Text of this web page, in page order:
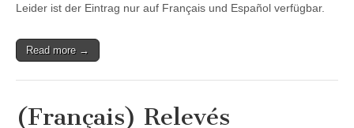
des
2015
Leider ist der Eintrag nur auf Français und Español verfügbar.
Read more →
(Français) Relevés